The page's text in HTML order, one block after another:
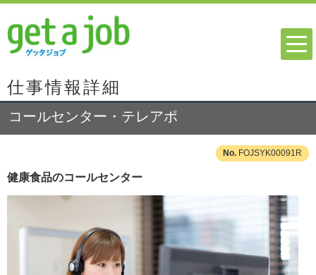
仕事情報詳細
コールセンター・テレアポ
FOJSYK00091R
健康食品のコールセンター